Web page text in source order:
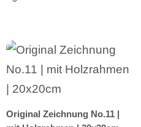
Original Zeichnung No.11 |